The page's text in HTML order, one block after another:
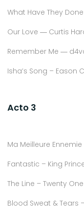
What Have They
Our Love ― Curtis
Remember Me ―
Isha’s Song – Eason
Acto 3
Ma Meilleure
Fantastic – King
The Line – Twenty
Blood Sweat & Tears